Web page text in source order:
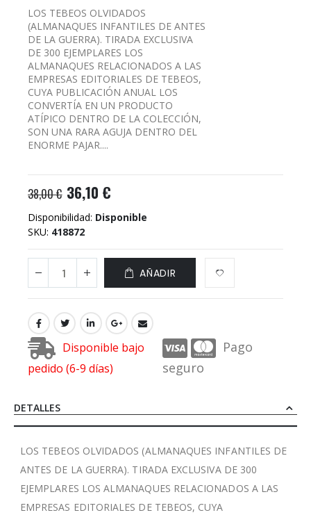
LOS TEBEOS OLVIDADOS
(ALMANAQUES INFANTILES DE ANTES
DE LA GUERRA). TIRADA EXCLUSIVA
DE 300 EJEMPLARES LOS
ALMANAQUES RELACIONADOS A LAS
EMPRESAS EDITORIALES DE TEBEOS,
CUYA PUBLICACIÓN ANUAL LOS
CONVERTÍA EN UN PRODUCTO
ATÍPICO DENTRO DE LA COLECCIÓN,
SON UNA RARA AGUJA DENTRO DEL
ENORME PAJAR....
38,00 € 36,10 €
Disponibilidad: Disponible
SKU 418872
AÑADIR
Disponible bajo
pedido (6-9 días)
Pago
seguro
DETALLES
LOS TEBEOS OLVIDADOS (ALMANAQUES INFANTILES DE
ANTES DE LA GUERRA). TIRADA EXCLUSIVA DE 300
EJEMPLARES LOS ALMANAQUES RELACIONADOS A LAS
EMPRESAS EDITORIALES DE TEBEOS, CUYA